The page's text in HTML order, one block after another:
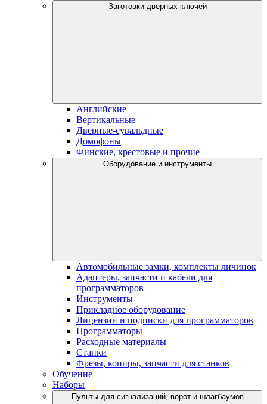
Заготовки дверных ключей
Английские
Вертикальные
Дверные-сувальдные
Домофоны
Финские, крестовые и прочие
Оборудование и инструменты
Автомобильные замки, комплекты личинок
Адаптеры, запчасти и кабели для
программаторов
Инструменты
Прикладное оборудование
Лицензии и подписки для программаторов
Программаторы
Расходные материалы
Станки
Фрезы, копиры, запчасти для станков
Обучение
Наборы
Пульты для сигнализаций, ворот и шлагбаумов